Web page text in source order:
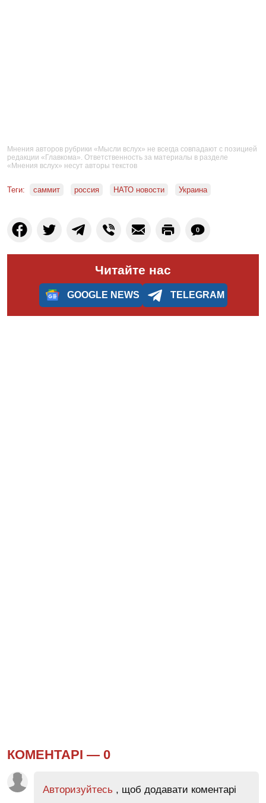
Мнения авторов рубрики «Мысли вслух» не всегда совпадают с позицией
редакции «Главкома». Ответственность за материалы в разделе
«Мнения вслух» несут авторы текстов
Теги: саммит россия НАТО новости Украина
0
Читайте нас
GOOGLE NEWS TELEGRAM
КОМЕНТАРІ — 0
Авторизуйтесь , щоб додавати коментарі